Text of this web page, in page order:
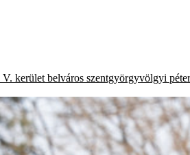
V. kerület belváros szentgyörgyvölgyi péter